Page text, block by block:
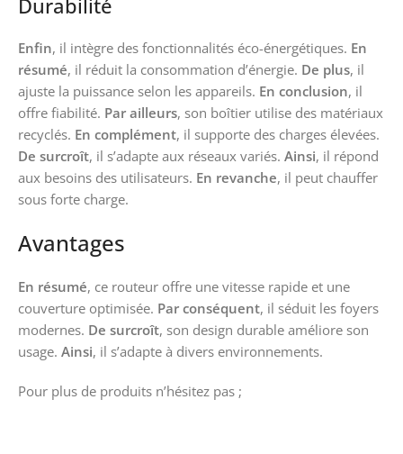
Durabilité
Enfin, il intègre des fonctionnalités éco-énergétiques. En
résumé, il réduit la consommation d’énergie. De plus, il
ajuste la puissance selon les appareils. En conclusion, il
offre fiabilité. Par ailleurs, son boîtier utilise des matériaux
recyclés. En complément, il supporte des charges élevées.
De surcroît, il s’adapte aux réseaux variés. Ainsi, il répond
aux besoins des utilisateurs. En revanche, il peut chauffer
sous forte charge.
Avantages
En résumé, ce routeur offre une vitesse rapide et une
couverture optimisée. Par conséquent, il séduit les foyers
modernes. De surcroît, son design durable améliore son
usage. Ainsi, il s’adapte à divers environnements.
Pour plus de produits n’hésitez pas ;